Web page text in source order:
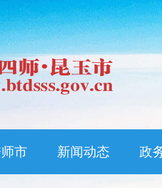
市 新闻动态 政